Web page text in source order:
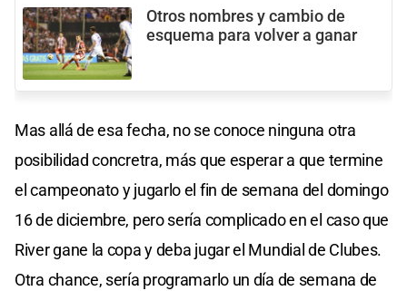
Otros nombres y cambio de
esquema para volver a ganar
Mas allá de esa fecha, no se conoce ninguna otra
posibilidad concretra, más que esperar a que termine
el campeonato y jugarlo el fin de semana del domingo
16 de diciembre, pero sería complicado en el caso que
River gane la copa y deba jugar el Mundial de Clubes.
Otra chance, sería programarlo un día de semana de